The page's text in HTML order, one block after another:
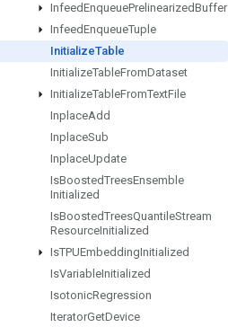
InfeedEnqueuePrelinearizedBuffer
InfeedEnqueueTuple
InitializeTable
InitializeTableFromDataset
InitializeTableFromTextFile
InplaceAdd
InplaceSub
InplaceUpdate
IsBoostedTreesEnsemble
Initialized
IsBoostedTreesQuantileStream
ResourceInitialized
IsTPUEmbeddingInitialized
IsVariableInitialized
IsotonicRegression
IteratorGetDevice